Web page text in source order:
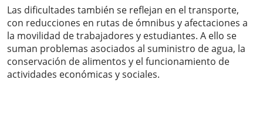
Las dificultades también se reflejan en el transporte,
con reducciones en rutas de ómnibus y afectaciones a
la movilidad de trabajadores y estudiantes. A ello se
suman problemas asociados al suministro de agua, la
conservación de alimentos y el funcionamiento de
actividades económicas y sociales.